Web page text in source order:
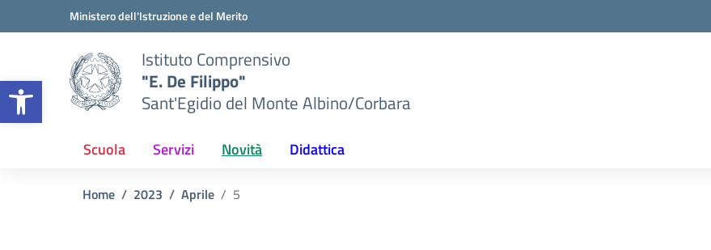
Apri la barra degli strumenti
Vai ai contenuti
Vai al menu di navigazioneMinistero dell'Istruzione e del Merito
Istituto Comprensivo
"E. De Filippo"
Sant'Egidio del Monte Albino/Corbara
Scuola Servizi Novità Didattica
Home 2023 Aprile 5